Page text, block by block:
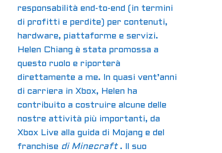
responsabilità end-to-end (in termini
di profitti e perdite) per contenuti,
hardware, piattaforme e servizi.
Helen Chiang è stata promossa a
questo ruolo e riporterà
direttamente a me. In quasi vent’anni
di carriera in Xbox, Helen ha
contribuito a costruire alcune delle
nostre attività più importanti, da
Xbox Live alla guida di Mojang e del
franchise di Minecraft. Il suo